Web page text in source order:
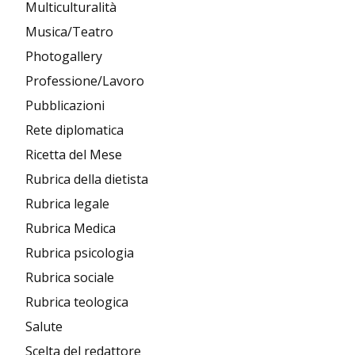
Multiculturalità
Musica/Teatro
Photogallery
Professione/Lavoro
Pubblicazioni
Rete diplomatica
Ricetta del Mese
Rubrica della dietista
Rubrica legale
Rubrica Medica
Rubrica psicologia
Rubrica sociale
Rubrica teologica
Salute
Scelta del redattore